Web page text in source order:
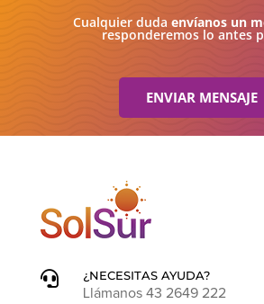
Cualquier dudaenvíanos un
responderemos lo antes
ENVIAR MENSAJE

¿NECESITAS AYUDA?
Llámanos 43 2649 222